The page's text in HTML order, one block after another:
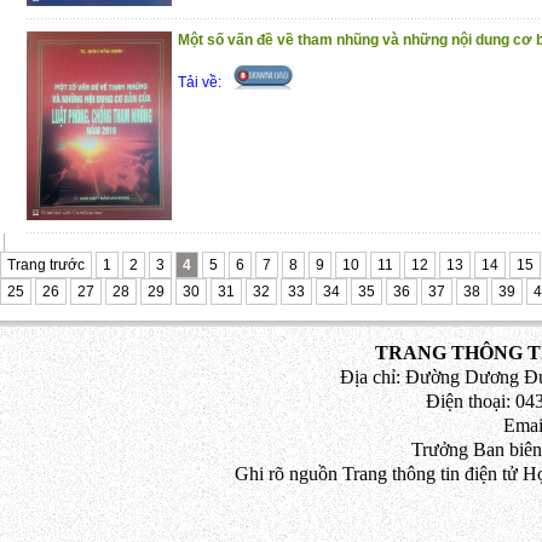
Một số vấn đề về tham nhũng và những nội dung cơ
Tải về:
Trang trước 1 2 3 4 5 6 7 8 9 10 11 12 13 14
15
25
26 27 28 29 30 31 32 33 34 35 36 37 38 39
TRANG THÔNG
Địa chỉ: Đường Dương
Điện thoại:
Trưởng Ban
Ghi rõ nguồn Trang thông tin điện tử